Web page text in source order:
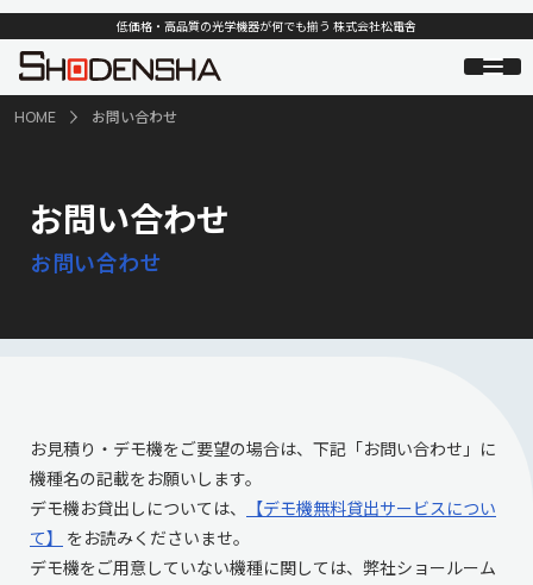
低価格・高品質の光学機器が何でも揃う 株式会社松電舎
HOME お問い合わせ
お問い合わせ
お問い合わせ
お見積り・デモ機をご要望の場合は、下記「お問い合わせ」に
機種名の記載をお願いします。
デモ機お貸出しについては、
【デモ機無料貸出サービスについ
て】
をお読みくださいませ。
デモ機をご用意していない機種に関しては、弊社ショールーム